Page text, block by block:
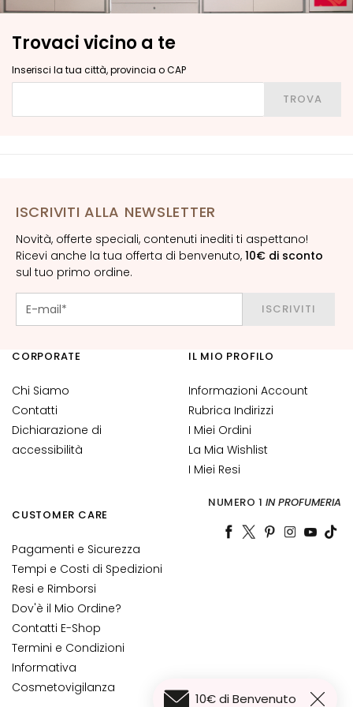
G
c
c
e
C
V
i
s
o
o
n
o
n
o
o
c
e
a
b
b
r
a
E
S
Trovaci vicino a te
Inserisci la tua città, provincia o CAP
TROVA
ISCRIVITI ALLA NEWSLETTER
Novità, offerte speciali, contenuti inediti ti aspettano!
Ricevi anche la tua offerta di benvenuto, 10€ di sconto
sul tuo primo ordine.
ISCRIVITI
10€ di Benvenuto
CORPORATE
Chi Siamo
Contatti
Dichiarazione di
accessibilità
CUSTOMER CARE
Pagamenti e Sicurezza
Tempi e Costi di Spedizioni
Resi e Rimborsi
Dov'è il Mio Ordine?
Contatti E-Shop
Termini e Condizioni
Informativa
Cosmetovigilanza
IL MIO PROFILO
Informazioni Account
Rubrica Indirizzi
I Miei Ordini
La Mia Wishlist
I Miei Resi
NUMERO 1 IN PROFUMERIA